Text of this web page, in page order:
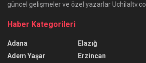
güncel gelişmeler ve özel yazarlar
Haber Kategorileri
Adana
Adem Yaşar
Elazığ
Erzincan